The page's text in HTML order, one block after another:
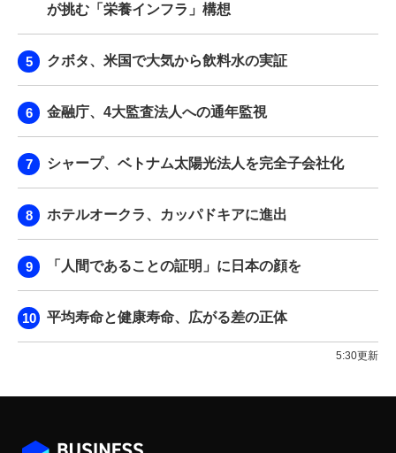
が挑む「栄養インフラ」構想
クボタ、米国で大気から飲料水の実証
金融庁、4大監査法人への通年監視
シャープ、ベトナム太陽光法人を完全子会社化
ホテルオークラ、カッパドキアに進出
「人間であることの証明」に日本の顔を
平均寿命と健康寿命、広がる差の正体
5:30更新